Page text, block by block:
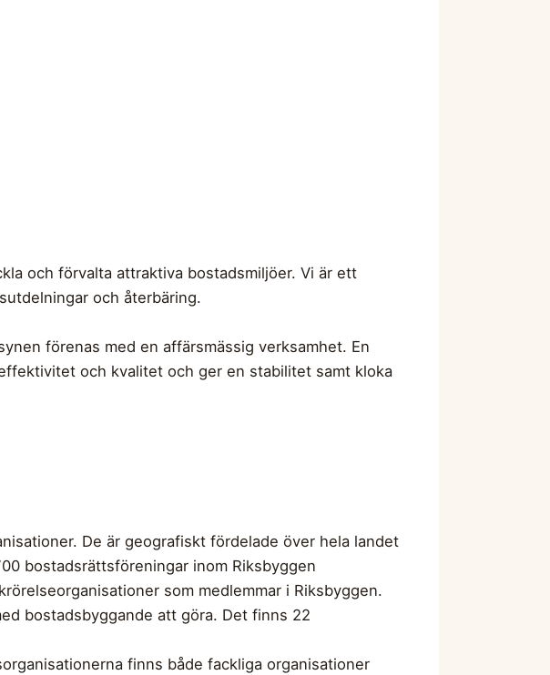
och förvalta attraktiva bostadsmiljöer. Vi är ett
och återbäring.
förenas med en affärsmässig verksamhet. En
och kvalitet och ger en stabilitet samt kloka
De är geografiskt fördelade över hela landet
bostadsrättsföreningar inom Riksbyggen
som medlemmar i Riksbyggen.
bostadsbyggande att göra. Det finns 22
finns både fackliga organisationer